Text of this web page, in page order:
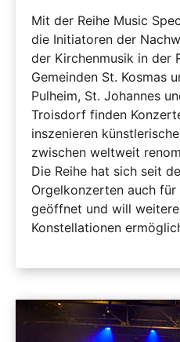
Mit der Reihe Music
die Initiatoren der
der Kirchenmusik in der
Gemeinden St. Kosmas
Pulheim, St. Johannes
Troisdorf finden
inszenieren
zwischen weltweit
Die Reihe hat sich seit
Orgelkonzerten auch für
geöffnet und will
Konstellationen